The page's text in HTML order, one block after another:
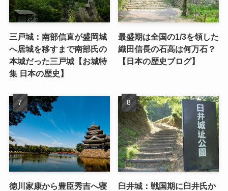
三戸城：南部信直が盛岡城
へ居城を移すまで南部氏の
本城だった三戸城【お城特
集 日本の歴史】
最盛期は全国の1/3を領した
織田信長の石高は何万石？
【日本の歴史ブログ】
徳川家康から豊臣秀吉へ寝
臼井城：戦国期に臼井氏か